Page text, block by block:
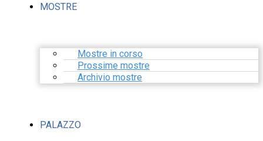
MOSTRE
Mostre in corso
Prossime mostre
Archivio mostre
PALAZZO